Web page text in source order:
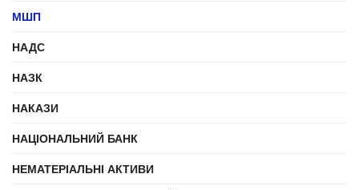
МШП
НАДС
НАЗК
НАКАЗИ
НАЦІОНАЛЬНИЙ БАНК
НЕМАТЕРІАЛЬНІ АКТИВИ